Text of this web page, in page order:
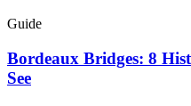
Guide
Bordeaux Bridges: 8
See